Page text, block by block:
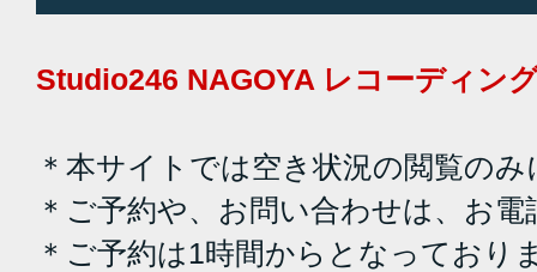
Studio246 NAGOYA レコーディン
＊本サイトでは空き状況の閲覧の
＊ご予約や、お問い合わせは、お
＊ご予約は1時間からとなっており